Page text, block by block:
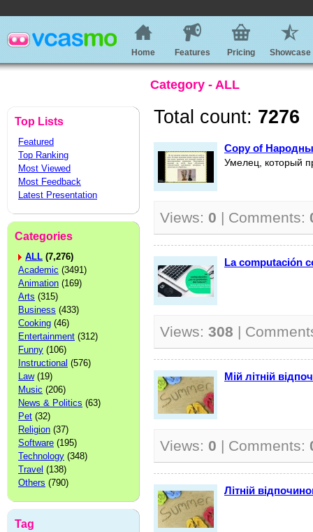
Home Features Pricing Showcase
Category - ALL
Top Lists
Featured
Top Ranking
Most Viewed
Most Feedback
Latest Presentation
Categories
ALL (7,276)
Academic (3491)
Animation (169)
Arts (315)
Business (433)
Cooking (46)
Entertainment (312)
Funny (106)
Instructional (576)
Law(19)
Music (206)
News & Politics (63)
Pet (32)
Religion (37)
Software (195)
Technology (348)
Travel (138)
Others (790)
Tag
Total count: 7276
Copy of
Умелец, который
Views: 0 | Comments:
La computación
Views: 308 |
Мій літній
Views: 0 | Comments:
Літній